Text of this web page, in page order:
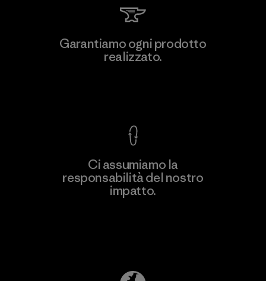
Scopri di più
Vertical Knits S.A. de C.V.
Garantiamo ogni prodotto
realizzato.
Ci assumiamo la
responsabilità del nostro
impatto.